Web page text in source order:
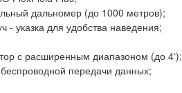
дальномер (до 1000 метров);
- указка для удобства наведения;
с расширенным диапазоном (до 4‘);
передачи данных;